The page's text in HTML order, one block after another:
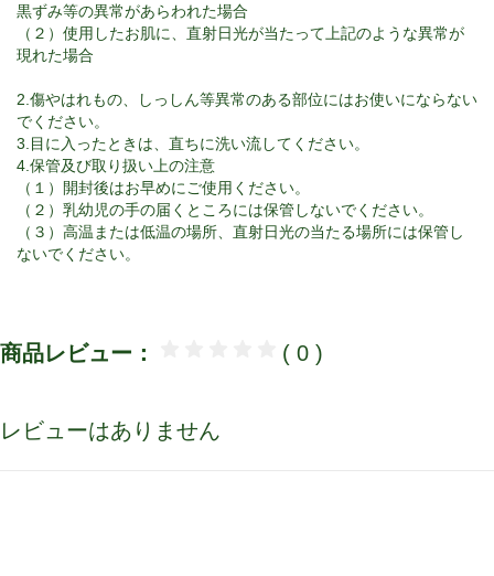
黒ずみ等の異常があらわれた場合
（２）使用したお肌に、直射日光が当たって上記のような異常が
現れた場合
2.傷やはれもの、しっしん等異常のある部位にはお使いにならない
でください。
3.目に入ったときは、直ちに洗い流してください。
4.保管及び取り扱い上の注意
（１）開封後はお早めにご使用ください。
（２）乳幼児の手の届くところには保管しないでください。
（３）高温または低温の場所、直射日光の当たる場所には保管し
ないでください。
商品レビュー： ( 0 )
レビューはありません